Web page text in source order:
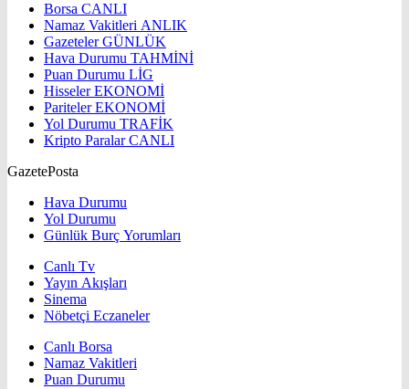
Borsa CANLI
Namaz Vakitleri ANLIK
GazetelerGÜNLÜK
Hava Durumu TAHMİNİ
Puan Durumu LİG
HisselerEKONOMİ
ParitelerEKONOMİ
Yol Durumu TRAFİK
Kripto ParalarCANLI
GazetePosta
Hava Durumu
Yol Durumu
Günlük Burç Yorumları
Canlı Tv
Yayın Akışları
Sinema
Nöbetçi Eczaneler
Canlı Borsa
Namaz Vakitleri
Puan Durumu